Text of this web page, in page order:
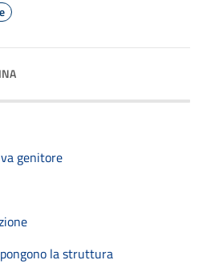
genitore
la struttura